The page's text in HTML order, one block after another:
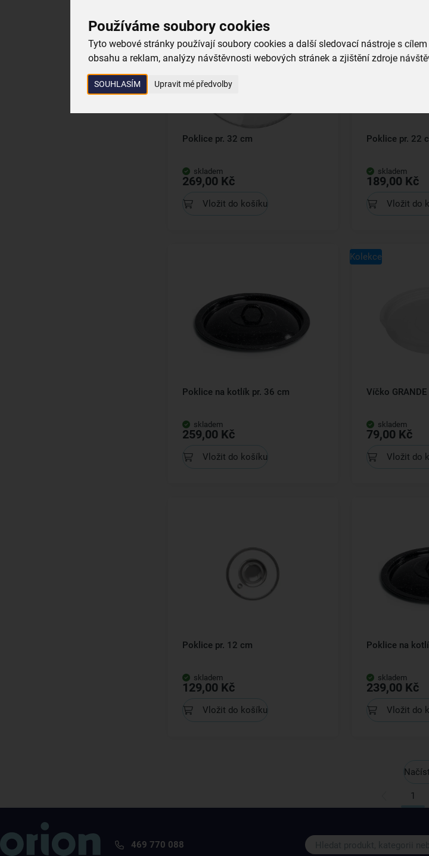
Používáme soubory cookies
Tyto webové stránky používají soubory cookies a další sledovací nástroje s
obsahu a reklam, analýzy návštěvnosti webových stránek a zjištění zdroje
SOUHLASÍM Upravit mé předvolby
Poklice pr. 32 cm
skladem
269,00 Kč
Vložit do košíku
Poklice pr. 22
skladem
189,00 Kč
Vložit do
Poklice na kotlík pr. 36 cm
skladem
259,00 Kč
Vložit do košíku
Kolekce
Víčko
skladem
79,00 Kč
Vložit do
Poklice pr. 12 cm
skladem
129,00 Kč
Vložit do košíku
Poklice na
skladem
239,00 Kč
Vložit do
1
469 770 088
Přihlaste se k